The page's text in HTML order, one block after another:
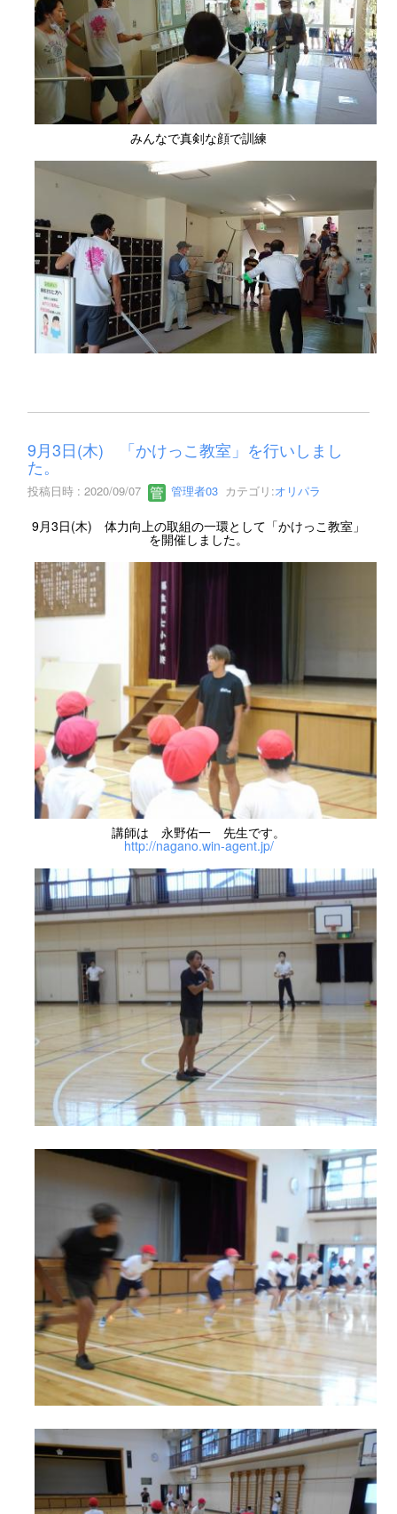
みんなで真剣な顔で訓練
9月3日(木) 「かけっこ教室」を行いしまし
た。
投稿日時 : 2020/09/07 管理者03 カテゴリ:オリパラ
9月3日(木) 体力向上の取組の一環として「かけっこ教室」
を開催しました。
講師は 永野佑一 先生です。
http://nagano.win-agent.jp/